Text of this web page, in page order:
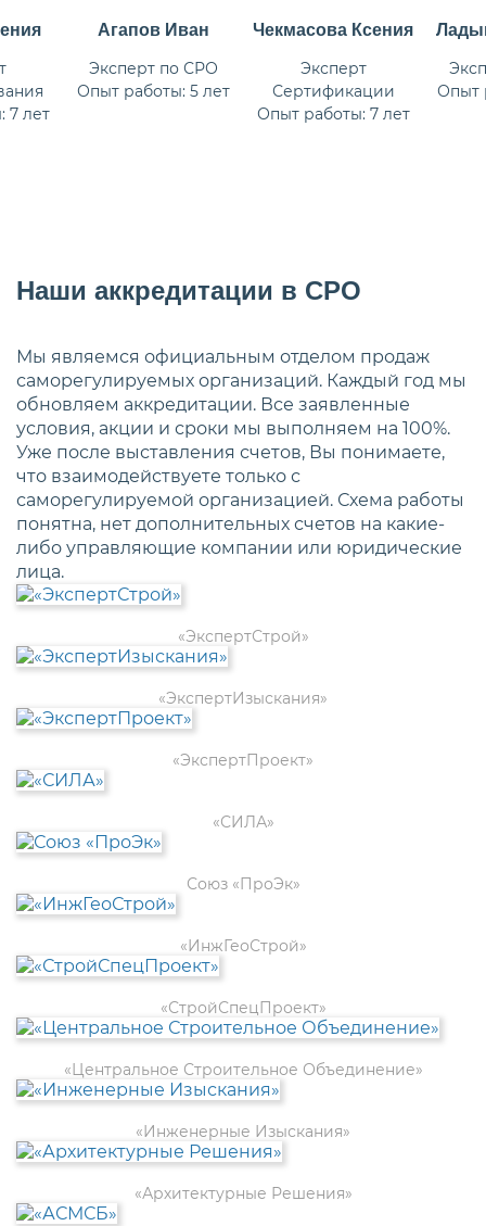
7 лет
Агапов Иван
Эксперт по СРО
Опыт работы: 5 лет
Чекмасова Ксения
Эксперт
Сертификации
Опыт работы: 7 лет
Опыт
Наши аккредитации в СРО
Мы являемся официальным отделом продаж
саморегулируемых организаций. Каждый год мы
обновляем аккредитации. Все заявленные
условия, акции и сроки мы выполняем на 100%.
Уже после выставления счетов, Вы понимаете,
что взаимодействуете только с
саморегулируемой организацией. Схема работы
понятна, нет дополнительных счетов на какие-
либо управляющие компании или юридические
лица.
«ЭкспертСтрой»
«ЭкспертИзыскания»
«ЭкспертПроект»
«СИЛА»
Союз «ПроЭк»
«ИнжГеоСтрой»
«СтройСпецПроект»
«Центральное Строительное Объединение»
«Инженерные Изыскания»
«Архитектурные Решения»